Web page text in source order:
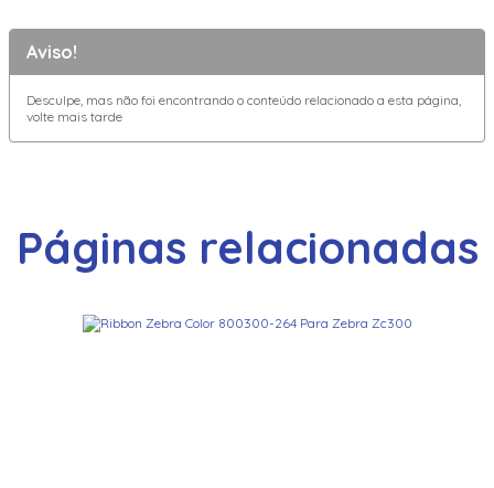
Aviso!
Desculpe, mas não foi encontrando o conteúdo relacionado a esta página,
volte mais tarde
Páginas relacionadas